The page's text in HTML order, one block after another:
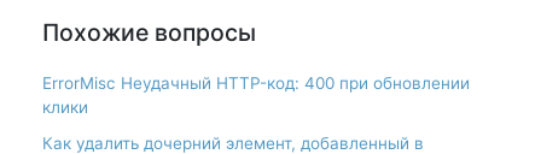
Похожие вопросы
ErrorMisc Неудачный HTTP-код: 400 при обновлении
клики
Как удалить дочерний элемент, добавленный в